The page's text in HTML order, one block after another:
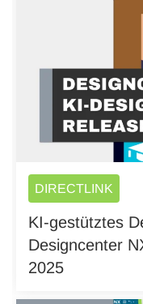
DIRECTLINK
KI-gestütztes
Designcenter
2025